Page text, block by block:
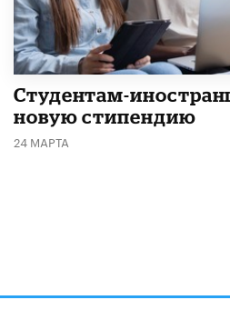
Студентам-
новую стипендию
24 МАРТА